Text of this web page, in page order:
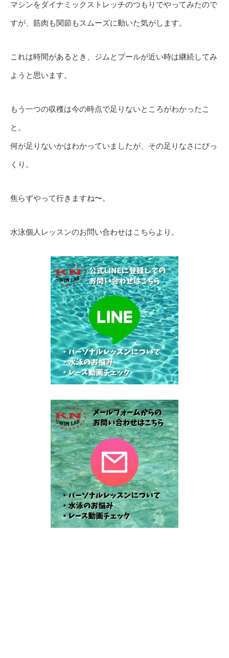
マシンをダイナミックストレッチのつもりでやってみたので
すが、筋肉も関節もスムーズに動いた気がします。
これは時間があるとき、ジムとプールが近い時は継続してみ
ようと思います。
もう一つの収穫は今の時点で足りないところがわかったこ
と。
何が足りないかはわかっていましたが、その足りなさにびっ
くり。
焦らずやって行きますね〜。
水泳個人レッスンのお問い合わせはこちらより。